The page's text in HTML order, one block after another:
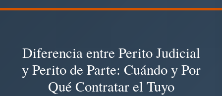
Diferencia entre Perito Judicial
y Perito de Parte: Cuándo y Por
Qué Contratar el Tuyo